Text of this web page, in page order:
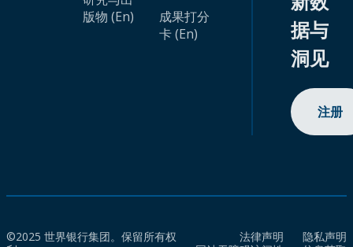
版物 (En)
成果打分
卡 (En)
据与
洞见
注册
©2025 世界银行集团。保留所有权
法律声明
隐私声明